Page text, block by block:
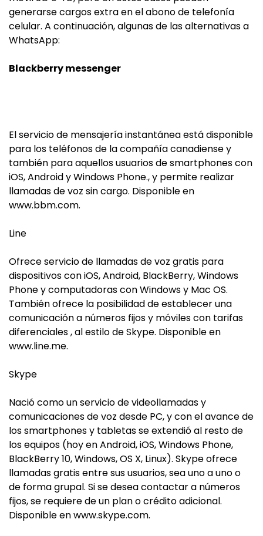
generarse cargos extra en el abono de telefonía
celular. A continuación, algunas de las alternativas a
WhatsApp:
Blackberry messenger
El servicio de mensajería instantánea está disponible
para los teléfonos de la compañía canadiense y
también para aquellos usuarios de smartphones con
iOS, Android y Windows Phone., y permite realizar
llamadas de voz sin cargo. Disponible en
www.bbm.com.
Line
Ofrece servicio de llamadas de voz gratis para
dispositivos con iOS, Android, BlackBerry, Windows
Phone y computadoras con Windows y Mac OS.
También ofrece la posibilidad de establecer una
comunicación a números fijos y móviles con tarifas
diferenciales , al estilo de Skype. Disponible en
www.line.me.
Skype
Nació como un servicio de videollamadas y
comunicaciones de voz desde PC, y con el avance de
los smartphones y tabletas se extendió al resto de
los equipos (hoy en Android, iOS, Windows Phone,
BlackBerry 10, Windows, OS X, Linux). Skype ofrece
llamadas gratis entre sus usuarios, sea uno a uno o
de forma grupal. Si se desea contactar a números
fijos, se requiere de un plan o crédito adicional.
Disponible en www.skype.com.